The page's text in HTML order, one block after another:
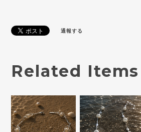
通報する
Related Items